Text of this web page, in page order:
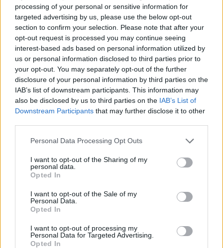
processing of your personal or sensitive information for
targeted advertising by us, please use the below opt-out
section to confirm your selection. Please note that after your
opt-out request is processed you may continue seeing
interest-based ads based on personal information utilized by
us or personal information disclosed to third parties prior to
your opt-out. You may separately opt-out of the further
disclosure of your personal information by third parties on the
IAB’s list of downstream participants. This information may
also be disclosed by us to third parties on the IAB’s List of
Downstream Participants that may further disclose it to other
Please note that this website/app uses one or more Google
not limited to your visit or usage behaviour. You may click to
grant or deny consent to Google and its third-party tags to
use your data for below specified purposes in below Google
consent section.
Personal Data Processing Opt Outs
I want to opt-out of the Sharing of my
personal data.
Opted In
I want to opt-out of the Sale of my
Personal Data.
Opted In
I want to opt-out of processing my
Personal Data for Targeted Advertising.
Opted In
Kövess minket, és értesülj a friss hírekről a
Facebookon is!
Követem
FÓKUSZ #
VLAGYIMIR PUTYIN